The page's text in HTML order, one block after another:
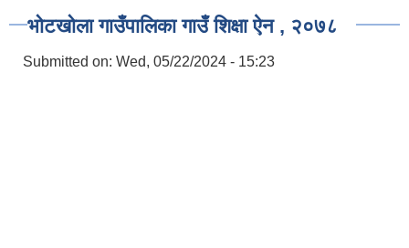
भोटखोला गाउँपालिका गाउँ शिक्षा ऐन , २०७८
Submitted on: Wed, 05/22/2024 - 15:23